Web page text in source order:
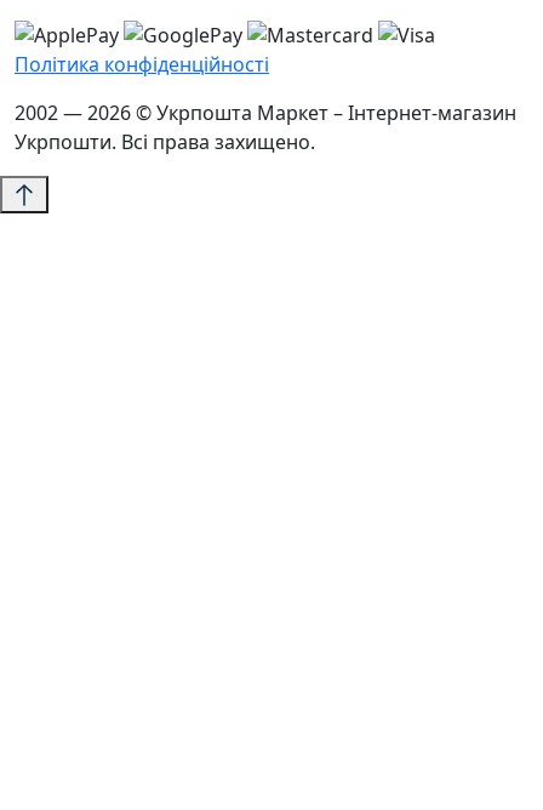
Політика конфіденційності
2002 — 2026 © Укрпошта Маркет – Інтернет-магазин
Укрпошти. Всі права захищено.